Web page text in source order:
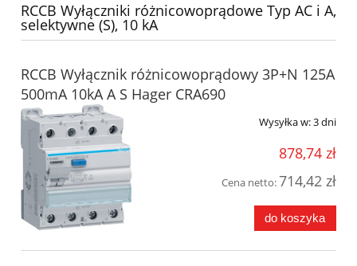
RCCB Wyłączniki różnicowoprądowe Typ AC i A,
selektywne (S), 10 kA
RCCB Wyłącznik różnicowoprądowy 3P+N 125A
500mA 10kA A S Hager CRA690
Wysyłka w:3 dni
878,74 zł
Cena netto:714,42 zł
do koszyka